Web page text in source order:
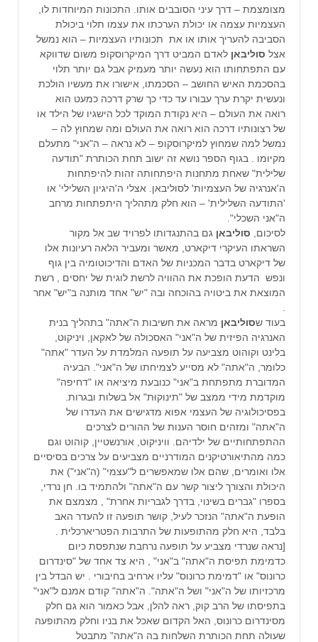
מצומצמת – דרך עיני הסובבים אותו. התכונות המיוחדות לו,
העצמיות עצמה או יכולת הערכתו את עצמו תלוי ביכולת
הסביבה להעריך אותו או את תכונותיו העצמיות – הוא נמשל
אצל סוליבאן לאדם המביט דרך המיקרוסקופ משום שדווקא
עם התפתחותו הוא נעשה יותר מעמיק אבל גם יותר תלוי
בהסכמת האיש החושב – הסכמתו, אישורו את מעשיו הולכת
ונעשית יקרת ערך עבורו עד כדי כך שרק דרכה כמעט הוא
רואה את העולם – היא נקודת המוקד לכל הישגיו של הילד או
של רצונותיו דרכה הוא רואה את העולם ומה שמחוץ לה –
נמשל למה שמחוץ למיקרוסקופ – לא נראה – ה"אני" מתעלם
מקיומו . בגוף הספר נושא זה ישוב תחת הכותרת "תודעה
שלילית" שאחת מתחנות היפתחותה זהות להיפתחות
ה'אנרגיה של העצמיות' לסוליבאן. אצלי ה'היגיון השלילי' או
'התודעה השלילית' – הוא חלק מתהליך היתפתחות מרחב
ה"אני השכלי".
לסיכום, סוליבאן גם בהתנגדותו לפרויד שב אל מקור
השראתו העיקרי דיקארט, מאשר ומעביר הלאה רעיונות אלו
של דיקארט בדבר המכניות של האדם והדיכוטומיה בין גוף
ונפש הדעת הופכת את ההוויה לרשת לוגית של יחסים , רשת
המוצאת את ביטויה בהוכחה ובה "יש" אחד מותנה ב"יש" אחר
בעוד שסוליבאן מראה את חשיבות ה"אתה" בתהליך בנית
האנרגיה הפיזית של ה"אני" האסכולה של לאקאן, ויניקוט,
בלינט וקוהוט מצביעה על תופעה המלמדת על העדר "אתה"
כלומר, ה"אתה" לא מסייע לצמיחתו של ה"אני". הבעיה
המדוברת מתפתחת ב"אני" כנובעת מיציאה או "דחיפה"
מוקדמת מידי ממצב של "תינוקוּת" אל בשלות ובגרות.
בפסיכולוגיה של העצמי אפוא מדגישים את העדרו של
ה"אתה" ומזהים חוסר הענות של ההורים לצרכים
ההתפתחותיים של ילדיהם. וויניקוט, אורנשטיין, קוהוט וגם
כמה מהתיאורטיקנים המודרניים מצביעים על צרכים בסיסיים
אלו ואומרים, שהם אלו שמאפשרים ל"עצמי" (ה"אני") את
היכולת והצורך ליצור קשר עם ה"אתה" ולהתמיד בו. חן נרדי,
בספרו "גברים בשינוי, בדרך לגבריות אחרת" , מצמצם את
הופעת ה"אתה" הנזכר לעיל, קושר תופעה זו להעדר האב
בלבד, היא חלק מהתופעות של התרבות הפטריארכלית .
[נראה שנרדי מצביע על תופעה נרחבת שנתפסת כיום
כדמימת תפיסת ה"אתה" ב"אני" , היא צד אחד של "סינדרום
כרונוס" או "דמימת כרונוס" עליו ארחיב בחיבורי . יש הבדל בין
מרכזיותו של ה"אני" ושל ה"אתה". ה"אתה" קודם אמנם ל"אני"
בתפיסתו של הרב קוק, ראה להלן, אבל כאמור הוא גם חלק
מסינדרום כרונוס, האל הקדום שאכל את בניו וחלק מהתופעה
שעולה תחת הכותרת השלחות בה ה"אתה" מתבטל